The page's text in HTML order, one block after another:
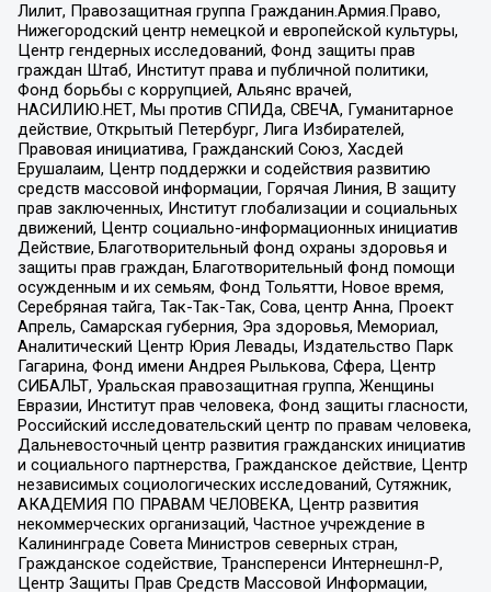
Лилит, Правозащитная группа Гражданин.Армия.Право,
Нижегородский центр немецкой и европейской культуры,
Центр гендерных исследований, Фонд защиты прав
граждан Штаб, Институт права и публичной политики,
Фонд борьбы с коррупцией, Альянс врачей,
НАСИЛИЮ.НЕТ, Мы против СПИДа, СВЕЧА, Гуманитарное
действие, Открытый Петербург, Лига Избирателей,
Правовая инициатива, Гражданский Союз, Хасдей
Ерушалаим, Центр поддержки и содействия развитию
средств массовой информации, Горячая Линия, В защиту
прав заключенных, Институт глобализации и социальных
движений, Центр социально-информационных инициатив
Действие, Благотворительный фонд охраны здоровья и
защиты прав граждан, Благотворительный фонд помощи
осужденным и их семьям, Фонд Тольятти, Новое время,
Серебряная тайга, Так-Так-Так, Сова, центр Анна, Проект
Апрель, Самарская губерния, Эра здоровья, Мемориал,
Аналитический Центр Юрия Левады, Издательство Парк
Гагарина, Фонд имени Андрея Рылькова, Сфера, Центр
СИБАЛЬТ, Уральская правозащитная группа, Женщины
Евразии, Институт прав человека, Фонд защиты гласности,
Российский исследовательский центр по правам человека,
Дальневосточный центр развития гражданских инициатив
и социального партнерства, Гражданское действие, Центр
независимых социологических исследований, Сутяжник,
АКАДЕМИЯ ПО ПРАВАМ ЧЕЛОВЕКА, Центр развития
некоммерческих организаций, Частное учреждение в
Калининграде Совета Министров северных стран,
Гражданское содействие, Трансперенси Интернешнл-Р,
Центр Защиты Прав Средств Массовой Информации,